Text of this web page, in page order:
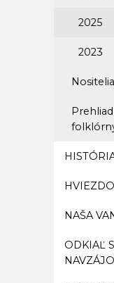
2025
2023
NAŠA
ODKIAĽ